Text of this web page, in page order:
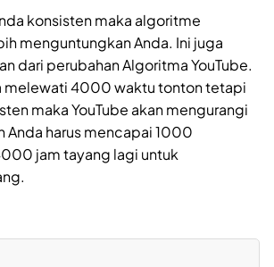
konsisten maka algoritme
menguntungkan Anda. Ini juga
dari perubahan Algoritma YouTube.
melewati 4000 waktu tonton tetapi
maka YouTube akan mengurangi
Anda harus mencapai 1000
jam tayang lagi untuk